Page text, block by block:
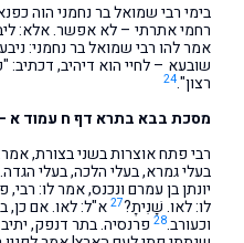
בימי רבי שמואל בר נחמני הוה
רחמי אתרתי – לא אפשר. אלא:
אמר להו רבי שמואל בר נחמני:
שובעא – לחיי הוא דיהיב, דכתיב:
רצון".24
מסכת בבא בתרא דף ח עמוד א –
רבי פתח אוצרות בשני בצורת,
בעלי גמרא, בעלי הלכה, בעלי
יונתן בן עמרם ונכנס, אמר לו: רבי,
לו: לאו. שָׁנִיתָ?27 א"ל: לאו. אם כן,
וכעורב.28 פרנסיה. בתר דנפק,